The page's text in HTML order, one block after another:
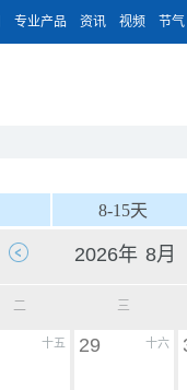
专业产品 资讯 视频 节气
8-15天
二 三
十五 十六
29